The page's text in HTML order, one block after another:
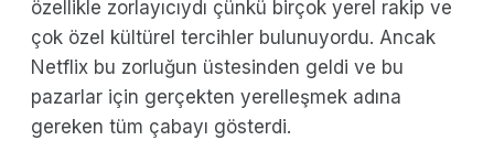
özellikle zorlayıcıydı çünkü birçok yerel rakip ve
çok özel kültürel tercihler bulunuyordu. Ancak
Netflix bu zorluğun üstesinden geldi ve bu
pazarlar için gerçekten yerelleşmek adına
gereken tüm çabayı gösterdi.